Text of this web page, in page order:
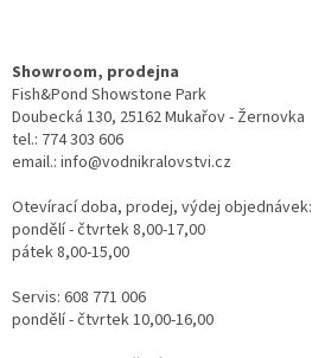
Showroom, prodejna
Fish&Pond Showstone Park
Doubecká 130, 25162 Mukařov - Žernovka
tel.: 774 303 606
email.: info@vodnikralovstvi.cz
Otevírací doba, prodej, výdej objednávek:
pondělí - čtvrtek 8,00-17,00
pátek 8,00-15,00
Servis: 608 771 006
pondělí - čtvrtek 10,00-16,00